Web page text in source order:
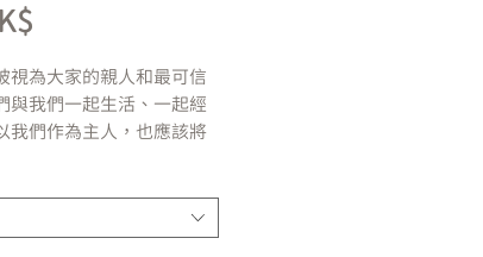
視為大家的親人和最可信
與我們一起生活、一起經
我們作為主人，也應該將
以最嚴格的方法挑選出
焙最美味和最健康的寵物
寵，用心製造每一款產